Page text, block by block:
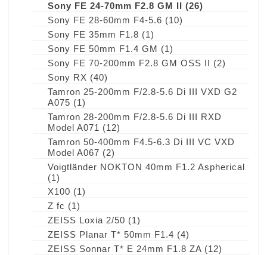
Sony FE 24-70mm F2.8 GM II (26)
Sony FE 28-60mm F4-5.6 (10)
Sony FE 35mm F1.8 (1)
Sony FE 50mm F1.4 GM (1)
Sony FE 70-200mm F2.8 GM OSS II (2)
Sony RX (40)
Tamron 25-200mm F/2.8-5.6 Di III VXD G2
A075 (1)
Tamron 28-200mm F/2.8-5.6 Di III RXD
Model A071 (12)
Tamron 50-400mm F4.5-6.3 Di III VC VXD
Model A067 (2)
Voigtländer NOKTON 40mm F1.2 Aspherical
(1)
X100 (1)
Z fc (1)
ZEISS Loxia 2/50 (1)
ZEISS Planar T* 50mm F1.4 (4)
ZEISS Sonnar T* E 24mm F1.8 ZA (12)